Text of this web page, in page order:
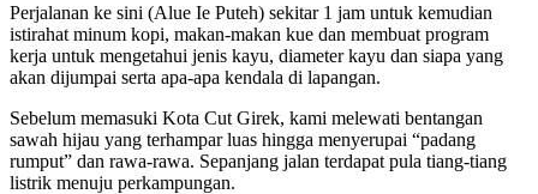
Perjalanan ke sini (Alue Ie Puteh) sekitar 1 jam untuk kemudian
istirahat minum kopi, makan-makan kue dan membuat program
kerja untuk mengetahui jenis kayu, diameter kayu dan siapa yang
akan dijumpai serta apa-apa kendala di lapangan.
Sebelum memasuki Kota Cut Girek, kami melewati bentangan
sawah hijau yang terhampar luas hingga menyerupai “padang
rumput” dan rawa-rawa. Sepanjang jalan terdapat pula tiang-tiang
listrik menuju perkampungan.